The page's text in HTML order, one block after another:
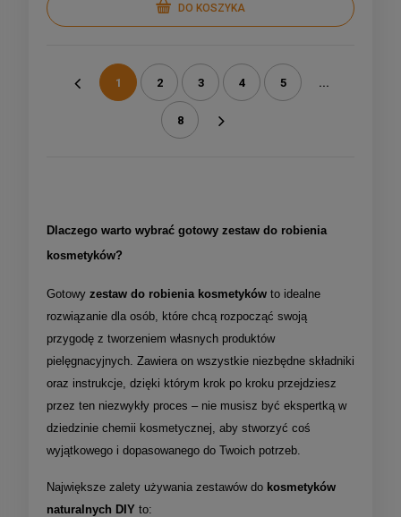
DO KOSZYKA
1 2 3 4 5 ...
8
Dlaczego warto wybrać gotowy zestaw do robienia
kosmetyków?
Gotowy zestaw do robienia kosmetyków to idealne
rozwiązanie dla osób, które chcą rozpocząć swoją
przygodę z tworzeniem własnych produktów
pielęgnacyjnych. Zawiera on wszystkie niezbędne składniki
oraz instrukcje, dzięki którym krok po kroku przejdziesz
przez ten niezwykły proces – nie musisz być ekspertką w
dziedzinie chemii kosmetycznej, aby stworzyć coś
wyjątkowego i dopasowanego do Twoich potrzeb.
Największe zalety używania zestawów do kosmetyków
naturalnych DIY to: